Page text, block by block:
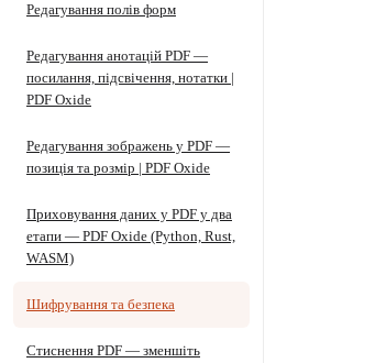
Редагування полів форм
Редагування анотацій PDF —
посилання, підсвічення, нотатки |
PDF Oxide
Редагування зображень у PDF —
позиція та розмір | PDF Oxide
Приховування даних у PDF у два
етапи — PDF Oxide (Python, Rust,
WASM)
Шифрування та безпека
Стиснення PDF — зменшіть